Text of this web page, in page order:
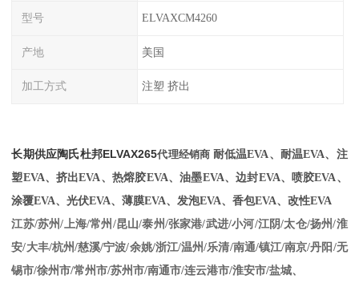
型号 ELVAXCM4260
产地 美国
加工方式 注塑 挤出
长期供应陶氏杜邦ELVAX265代理经销商 耐低温EVA、耐温EVA、注
塑EVA、挤出EVA、热熔胶EVA、油墨EVA、边封EVA、喷胶EVA、
涂覆EVA、光伏EVA、薄膜EVA、发泡EVA、香包EVA、改性EVA
江苏/苏州/上海/常州/昆山/泰州/张家港/武进/小河/江阴/太仓/扬州/淮
安/大丰/杭州/慈溪/宁波/余姚/浙江/温州/乐清/南通/镇江/南京/丹阳/无
锡市/徐州市/常州市/苏州市/南通市/连云港市/淮安市/盐城、